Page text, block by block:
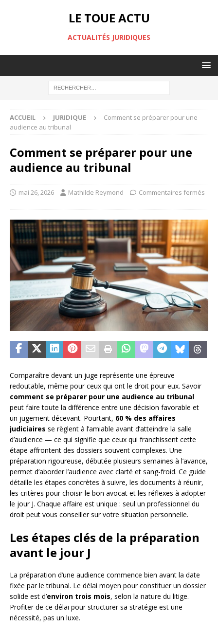
LE TOUE ACTU
ACTUALITÉS JURIDIQUES
ACCUEIL JURIDIQUE
Comment se préparer pour une
audience au tribunal
Comment se préparer pour une
audience au tribunal
mai 26, 2026 Mathilde Reymond Commentaires fermés
Comparaître devant un juge représente une épreuve
redoutable, même pour ceux qui ont le droit pour eux. Savoir
comment se préparer pour une audience au tribunal
peut faire toute la différence entre une décision favorable et
un jugement décevant. Pourtant, 60 % des affaires
judiciaires se règlent à l’amiable avant d’atteindre la salle
d’audience — ce qui signifie que ceux qui franchissent cette
étape affrontent des dossiers souvent complexes. Une
préparation rigoureuse, débutée plusieurs semaines à l’avance,
permet d’aborder l’audience avec clarté et sang-froid. Ce guide
détaille les étapes concrètes à suivre, les documents à réunir,
les critères pour choisir le bon avocat et les réflexes à adopter
le jour J. Chaque affaire est unique : seul un professionnel du
droit peut vous conseiller sur votre situation personnelle.
Les étapes clés de la préparation
avant le jour J
La préparation d’une audience commence bien avant la date
fixée par le tribunal. Le délai moyen pour constituer un dossier
solide est d’environ trois mois, selon la nature du litige.
Profiter de ce délai pour structurer sa stratégie est une
nécessité, pas un luxe.